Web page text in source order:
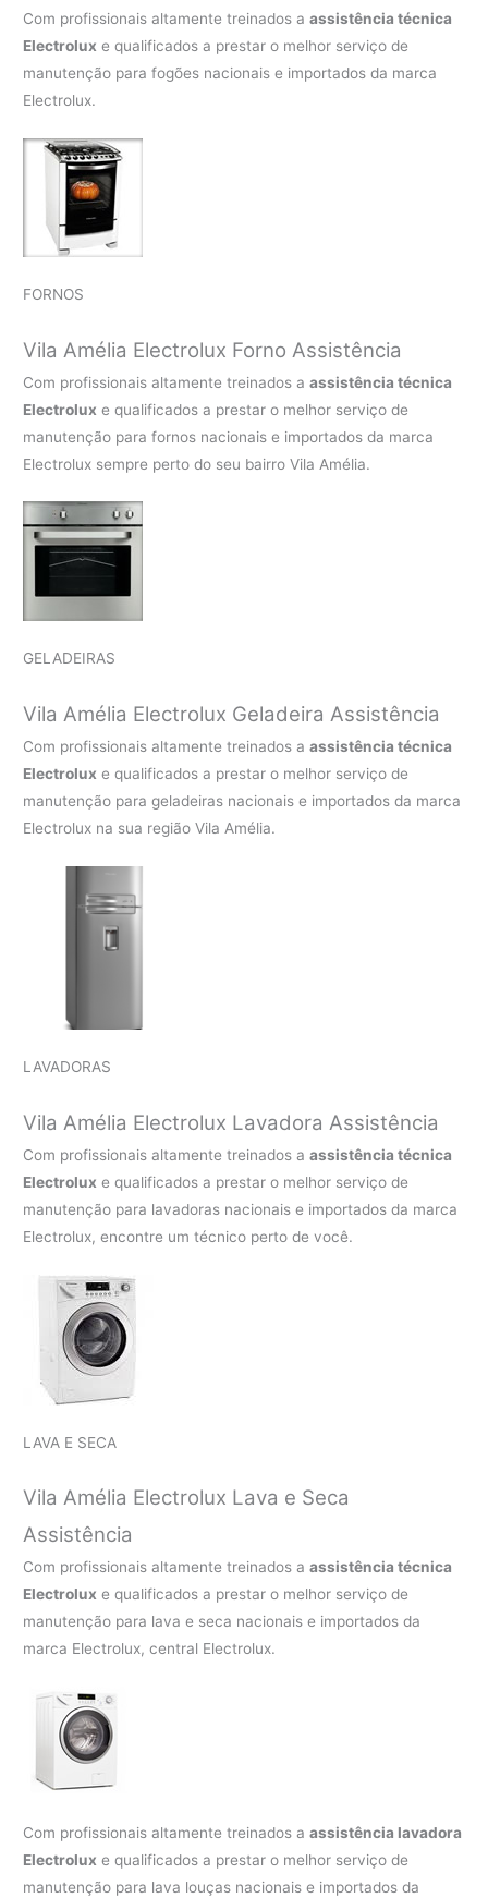
Com profissionais altamente treinados aassistência técnica
Electrolux e qualificados a prestar o melhor serviço de
manutenção para fogões nacionais e importados da marca
Electrolux.
FORNOS
Vila Amélia Electrolux Forno Assistência
Com profissionais altamente treinados aassistência técnica
Electrolux e qualificados a prestar o melhor serviço de
manutenção para fornos nacionais e importados da marca
Electrolux sempre perto do seu bairro Vila Amélia.
GELADEIRAS
Vila Amélia Electrolux Geladeira Assistência
Com profissionais altamente treinados aassistência técnica
Electrolux e qualificados a prestar o melhor serviço de
manutenção para geladeiras nacionais e importados da marca
Electrolux na sua região Vila Amélia.
LAVADORAS
Vila Amélia Electrolux Lavadora Assistência
Com profissionais altamente treinados aassistência técnica
Electrolux e qualificados a prestar o melhor serviço de
manutenção para lavadoras nacionais e importados da marca
Electrolux, encontre um técnico perto de você.
LAVA E SECA
Vila Amélia Electrolux Lava e Seca
Assistência
Com profissionais altamente treinados aassistência técnica
Electrolux e qualificados a prestar o melhor serviço de
manutenção para lava e seca nacionais e importados da
marca Electrolux, central Electrolux.
Com profissionais altamente treinados aassistência lavadora
Electrolux e qualificados a prestar o melhor serviço de
manutenção para lava louças nacionais e importados da